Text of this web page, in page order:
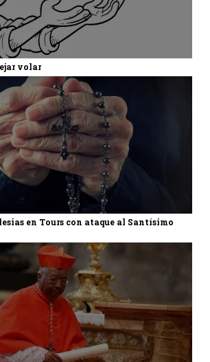
volar
en Tours con ataque al Santísimo